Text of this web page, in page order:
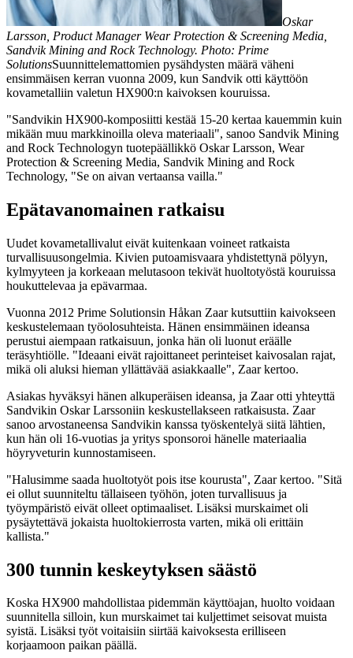
Oskar
Larsson, Product Manager Wear Protection & Screening Media,
Sandvik Mining and Rock Technology. Photo: Prime
SolutionsSuunnittelemattomien pysähdysten määrä väheni
ensimmäisen kerran vuonna 2009, kun Sandvik otti käyttöön
kovametalliin valetun HX900:n kaivoksen kouruissa.
"Sandvikin HX900-komposiitti kestää 15-20 kertaa kauemmin kuin
mikään muu markkinoilla oleva materiaali", sanoo Sandvik Mining
and Rock Technologyn tuotepäällikkö Oskar Larsson, Wear
Protection & Screening Media, Sandvik Mining and Rock
Technology, "Se on aivan vertaansa vailla."
Epätavanomainen ratkaisu
Uudet kovametallivalut eivät kuitenkaan voineet ratkaista
turvallisuusongelmia. Kivien putoamisvaara yhdistettynä pölyyn,
kylmyyteen ja korkeaan melutasoon tekivät huoltotyöstä kouruissa
houkuttelevaa ja epävarmaa.
Vuonna 2012 Prime Solutionsin Håkan Zaar kutsuttiin kaivokseen
keskustelemaan työolosuhteista. Hänen ensimmäinen ideansa
perustui aiempaan ratkaisuun, jonka hän oli luonut eräälle
teräsyhtiölle. "Ideaani eivät rajoittaneet perinteiset kaivosalan rajat,
mikä oli aluksi hieman yllättävää asiakkaalle", Zaar kertoo.
Asiakas hyväksyi hänen alkuperäisen ideansa, ja Zaar otti yhteyttä
Sandvikin Oskar Larssoniin keskustellakseen ratkaisusta. Zaar
sanoo arvostaneensa Sandvikin kanssa työskentelyä siitä lähtien,
kun hän oli 16-vuotias ja yritys sponsoroi hänelle materiaalia
höyryveturin kunnostamiseen.
"Halusimme saada huoltotyöt pois itse kourusta", Zaar kertoo. "Sitä
ei ollut suunniteltu tällaiseen työhön, joten turvallisuus ja
työympäristö eivät olleet optimaaliset. Lisäksi murskaimet oli
pysäytettävä jokaista huoltokierrosta varten, mikä oli erittäin
kallista."
300 tunnin keskeytyksen säästö
Koska HX900 mahdollistaa pidemmän käyttöajan, huolto voidaan
suunnitella silloin, kun murskaimet tai kuljettimet seisovat muista
syistä. Lisäksi työt voitaisiin siirtää kaivoksesta erilliseen
korjaamoon paikan päällä.